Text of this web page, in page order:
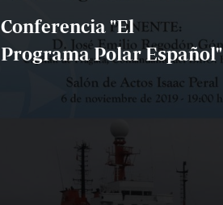
Conferencia "El
Programa Polar Español"